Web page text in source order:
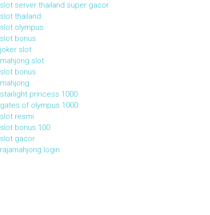
slot server thailand super gacor
slot thailand
slot olympus
slot bonus
joker slot
mahjong slot
slot bonus
mahjong
starlight princess 1000
gates of olympus 1000
slot resmi
slot bonus 100
slot gacor
rajamahjong login